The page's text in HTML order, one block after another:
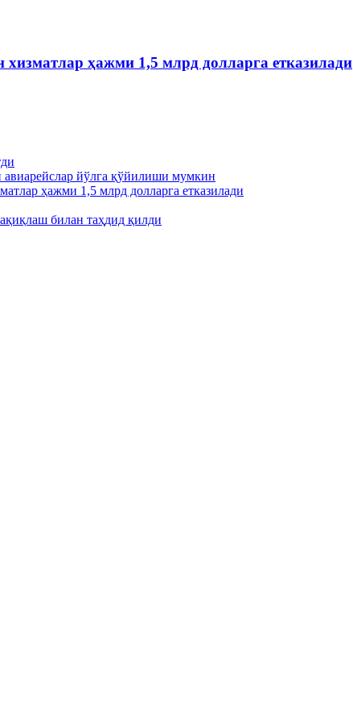
хизматлар ҳажми 1,5 млрд долларга етказилади
авиарейслар йўлга қўйилиши мумкин
ҳажми 1,5 млрд долларга етказилади
билан таҳдид қилди